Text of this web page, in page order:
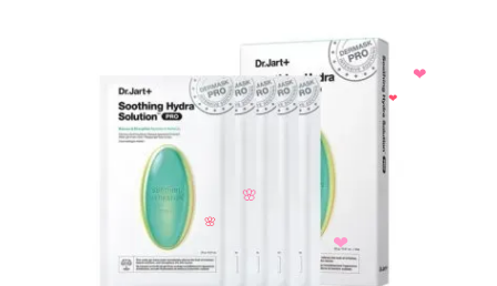
❤
🌸
❤